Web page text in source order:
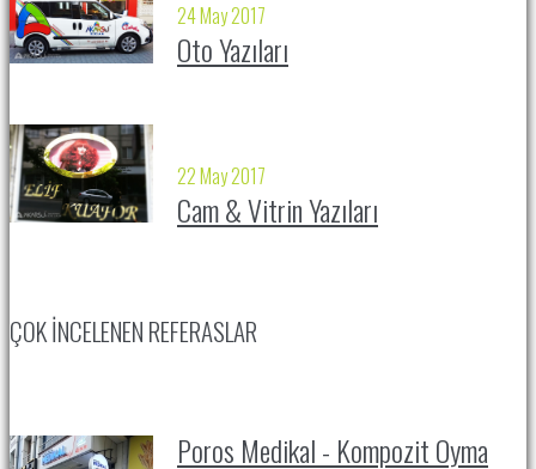
24 May 2017
Oto Yazıları
22 May 2017
Cam & Vitrin Yazıları
ÇOK İNCELENEN REFERASLAR
Poros Medikal - Kompozit Oyma